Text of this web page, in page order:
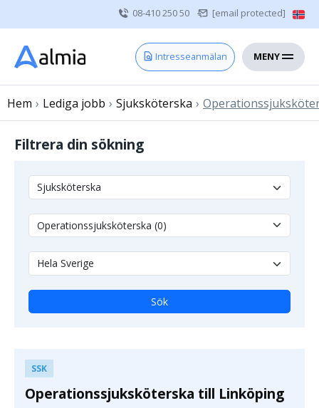
08-410 250 50 [email protected]
Intresseanmälan MENY
Hem
Vårdgivare
Om oss
Kontakt
Övrig vårdpersonal
Hem › Lediga jobb › Sjuksköterska ›
Filtrera din sökning
Sök
SSK
Operationssjuksköterska till Linköping